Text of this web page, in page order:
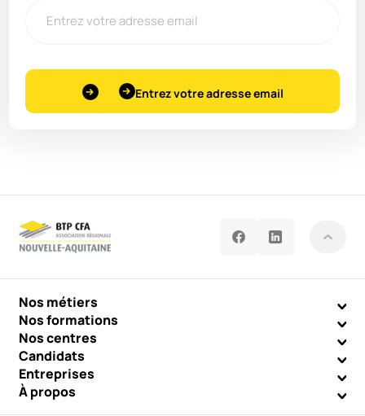
Entrez votre adresse email
Nos métiers
Nos formations
Nos centres
Candidats
Entreprises
À propos